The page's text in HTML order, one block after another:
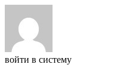
войти в систему